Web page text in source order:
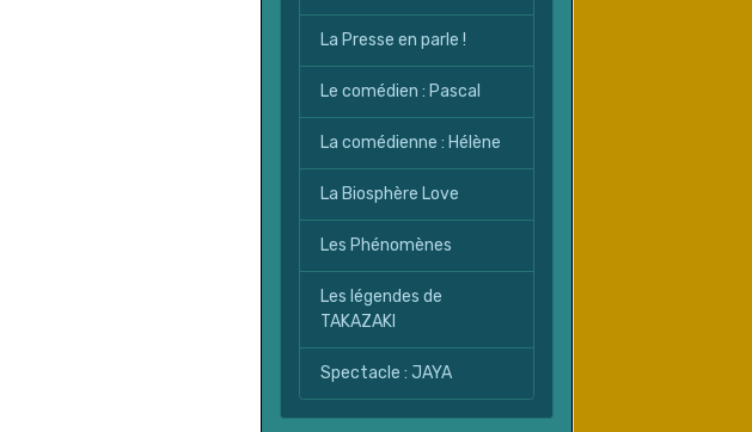
La Presse en parle !
Le comédien : Pascal
La comédienne : Hélène
La Biosphère Love
Les Phénomènes
Les légendes de
TAKAZAKI
Spectacle : JAYA